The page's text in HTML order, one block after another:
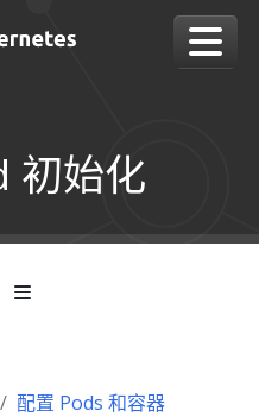
初始化
配置 Pods 和容器